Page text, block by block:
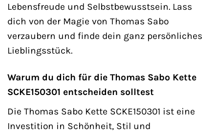
Lebensfreude und Selbstbewusstsein. Lass
dich von der Magie von Thomas Sabo
verzaubern und finde dein ganz persönliches
Lieblingsstück.
Warum du dich für die Thomas Sabo Kette
SCKE150301 entscheiden solltest
Die Thomas Sabo Kette SCKE150301 ist eine
Investition in Schönheit, Stil und